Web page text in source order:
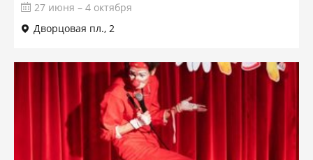
27 июня – 4 октября
Дворцовая пл., 2